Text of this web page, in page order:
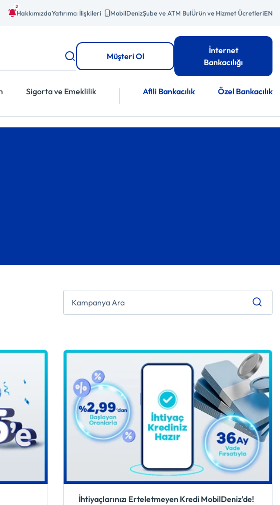
2
HakkımızdaYatırımcı İlişkileri MobilDenizŞube ve ATM BulÜrün ve Hizmet ÜcretleriEN
Sigorta ve Emeklilik Afili Bankacılık Özel Bankacılık
Müşteri Ol
İnternet
Bankacılığı
İhtiyaçlarınızı Erteletmeyen Kredi MobilDeniz'de!